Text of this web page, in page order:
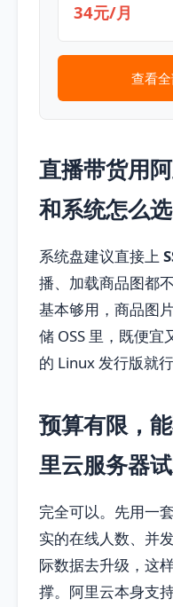
34元/月
查看
直播带货用
和系统怎么
系统盘建议直接上
播、加载商品图都
基本够用，商品图
储 OSS 里，既便
的 Linux 发行版就
预算有限，
里云服务器
完全可以。先用一
实的在线人数、并
际数据去升级，这
撑。阿里云本身支